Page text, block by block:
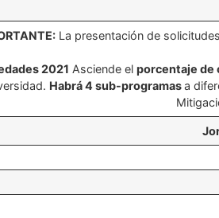
La presentación de
2021 Asciende el porcentaje de
Habrá 4 sub-programasa